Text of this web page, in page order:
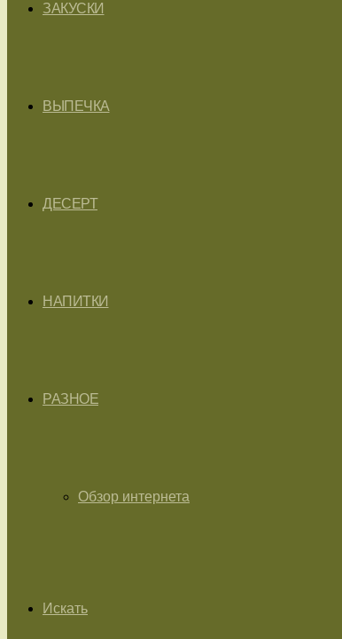
ЗАКУСКИ
ВЫПЕЧКА
ДЕСЕРТ
НАПИТКИ
РАЗНОЕ
Обзор интернета
Искать